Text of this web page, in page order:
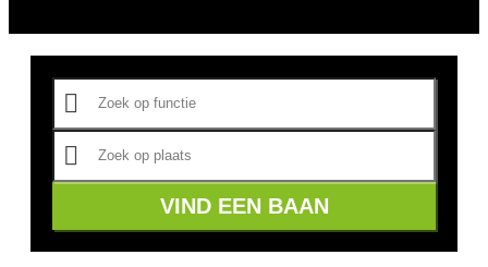
VIND EEN BAAN